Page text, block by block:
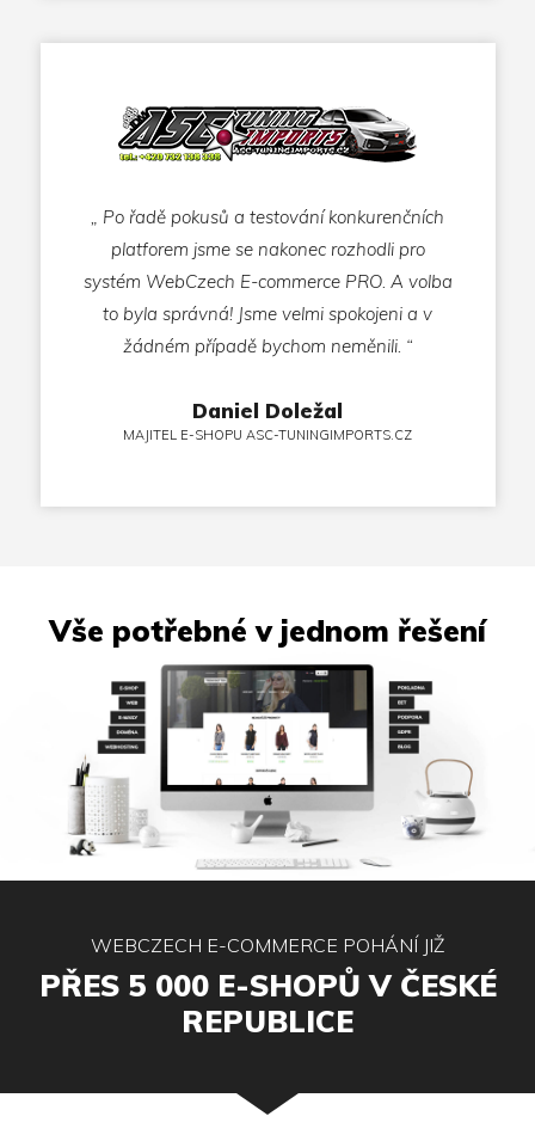
„ Po řadě pokusů a testování konkurenčních
platforem jsme se nakonec rozhodli pro
systém WebCzech E-commerce PRO. A volba
to byla správná! Jsme velmi spokojeni a v
žádném případě bychom neměnili. “
Daniel Doležal
MAJITEL E-SHOPU ASC-TUNINGIMPORTS.CZ
Vše potřebné v jednom řešení
WEBCZECH E-COMMERCE POHÁNÍ JIŽ
PŘES 5 000 E-SHOPŮ V ČESKÉ
REPUBLICE